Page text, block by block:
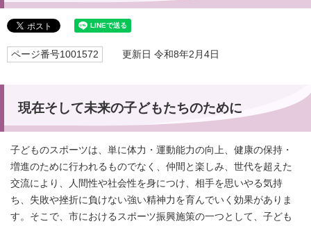
ページ番号1001572 更新日 令和8年2月4日
現在そして未来の子どもたちのために
子どものスポーツは、単に体力・運動能力の向上、健康の保持・
増進のために行われるものでなく、仲間と楽しみ、世代を超えた
交流により、人間性や社会性を身につけ、相手を思いやる気持
ち、失敗や挫折に負けない強い精神力を育んでいく効果がありま
す。そこで、市におけるスポーツ振興施策の一つとして、子ども